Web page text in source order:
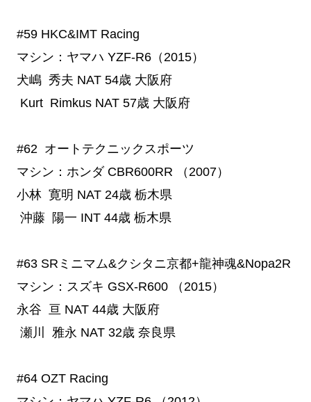
#59 HKC&IMT Racing
マシン：ヤマハ YZF-R6（2015）
犬嶋 秀夫 NAT 54歳 大阪府
Kurt Rimkus NAT 57歳 大阪府
#62
  オートテクニックスポーツ
マシン：ホンダ CBR600RR （2007）
小林 寛明 NAT 24歳 栃木県
沖藤 陽一 INT 44歳 栃木県
#63 SRミニマム&クシタニ京都+龍神魂&Nopa2R
マシン：スズキ GSX-R600 （2015）
永谷 亘 NAT 44歳 大阪府
瀬川 雅永 NAT 32歳 奈良県
#64 OZT Racing